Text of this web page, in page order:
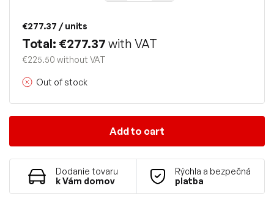
€277.37 / units
Total: €277.37 with VAT
€225.50 without VAT
Out of stock
Add to cart
Dodanie tovaru
k Vám domov
Rýchla a bezpečná
platba